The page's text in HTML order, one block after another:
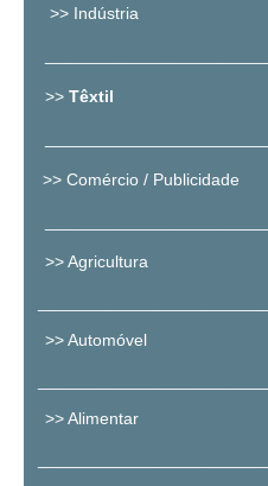
>> Indústria
>> Têxtil
>> Comércio / Publicidade
>>Agricultura
>>Automóvel
>>Alimentar